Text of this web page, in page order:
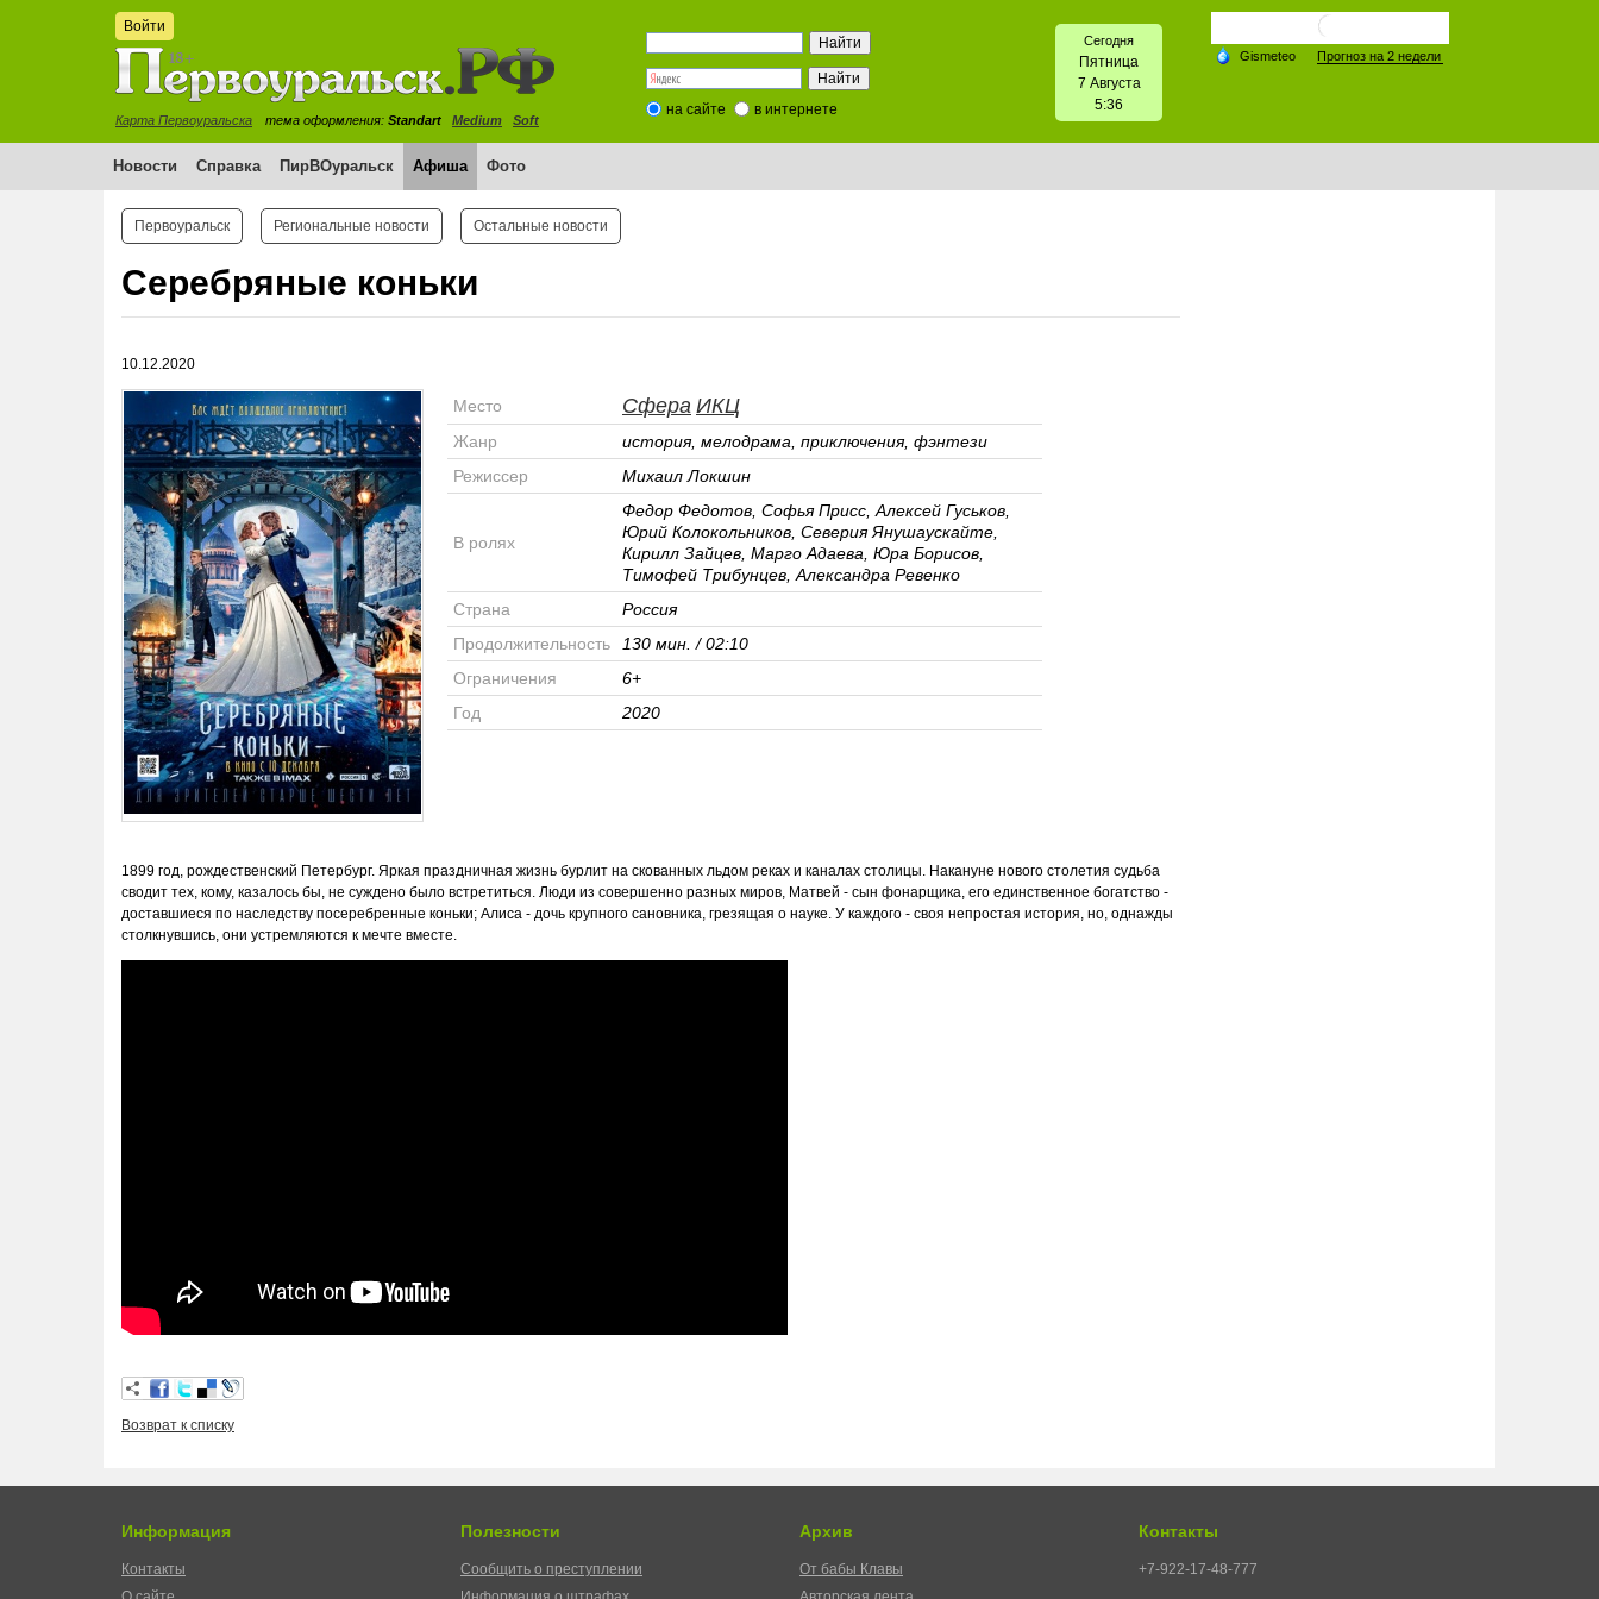
Войти
Карта Первоуральска тема оформления: Standart Medium Soft
на сайте в интернете
Сегодня
Пятница
7 Августа
5:36
Новости Справка ПирВОуральск Афиша Фото
Первоуральск Региональные новости Остальные новости
Серебряные коньки
10.12.2020
Место Сфера ИКЦ
Жанр
история, мелодрама, приключения, фэнтези
Режиссер
Михаил Локшин
В ролях
Федор Федотов, Софья Присс, Алексей Гуськов,
Юрий Колокольников, Северия Янушаускайте,
Кирилл Зайцев, Марго Адаева, Юра Борисов,
Тимофей Трибунцев, Александра Ревенко
Страна
Россия
Продолжительность
130 мин. / 02:10
Ограничения
6+
Год
2020
1899 год, рождественский Петербург. Яркая праздничная жизнь бурлит на скованных льдом реках и каналах столицы. Накануне нового столетия судьба
сводит тех, кому, казалось бы, не суждено было встретиться. Люди из совершенно разных миров, Матвей - сын фонарщика, его единственное богатство -
доставшиеся по наследству посеребренные коньки; Алиса - дочь крупного сановника, грезящая о науке. У каждого - своя непростая история, но, однажды
столкнувшись, они устремляются к мечте вместе.
Возврат к списку
Информация
Контакты
Полезности
Сообщить о преступлении
Архив
От бабы Клавы
Контакты
+7-922-17-48-777